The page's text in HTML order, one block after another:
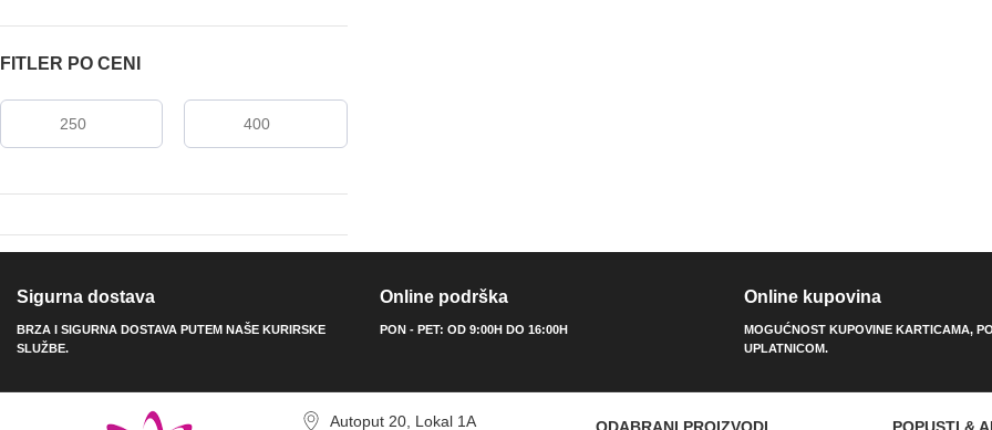
FITLER PO CENI
Sigurna dostava
BRZA I SIGURNA DOSTAVA PUTEM NAŠE KURIRSKE
SLUŽBE.
Online podrška
PON - PET: OD 9:00H DO 16:00H
Online kupovina
MOGUĆNOST KUPOVINE KARTICAMA,
UPLATNICOM.
Autoput 20, Lokal 1A